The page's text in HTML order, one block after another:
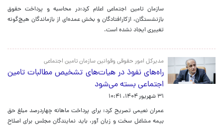
سازمان تامین اجتماعی اعلام کرد:در محاسبه و پرداخت حقوق
بازنشستگان، ازکارافتادگان و بخش عمده‌ای از بازماندگان هیچ‌گونه
تغییری ایجاد نشده است.
مدیرکل امور حقوقی وقوانین سازمان تامین اجتماعی
راه‌های نفوذ در هیات‌های تشخیص مطالبات تامین
اجتماعی بسته می‌شود
۳۱ شهریور ۱۴۰۴، ۱۰:۴۱
عمران نعیمی تصریح کرد: برای پرداخت ماهانه چهاردرصد مبلغ حق
بیمه مشاغل سخت و زیان آور، باید نمایندگان مجلس برای اصلاح